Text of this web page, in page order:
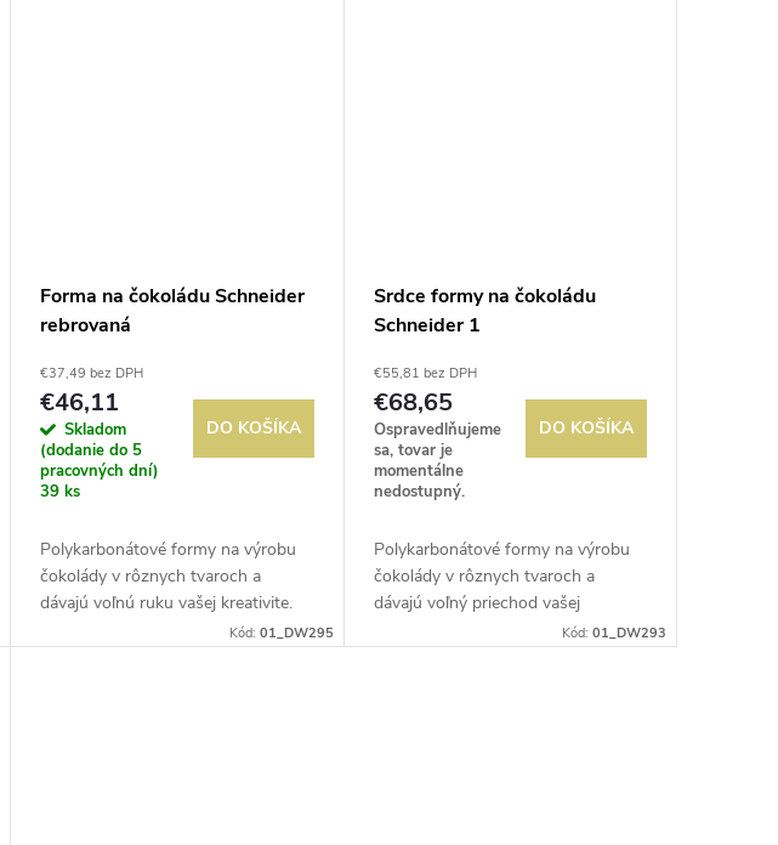
Forma na čokoládu Schneider
rebrovaná
€37,49 bez DPH
€46,11
Skladom
(dodanie do 5
pracovných dní)
39 ks
DO KOŠÍKA
Polykarbonátové formy na výrobu
čokolády v rôznych tvaroch a
dávajú voľnú ruku vašej kreativite.
Tvrdý materiál pre ľahké uvoľnenie.
Kód: 01_DW295
Srdce formy na čokoládu
Schneider 1
€55,81 bez DPH
€68,65
Ospravedlňujeme
sa, tovar je
momentálne
nedostupný.
DO KOŠÍKA
Polykarbonátové formy na výrobu
čokolády v rôznych tvaroch a
dávajú voľný priechod vašej
kreativite. Tvrdý materiál pre ľahké
Kód: 01_DW293